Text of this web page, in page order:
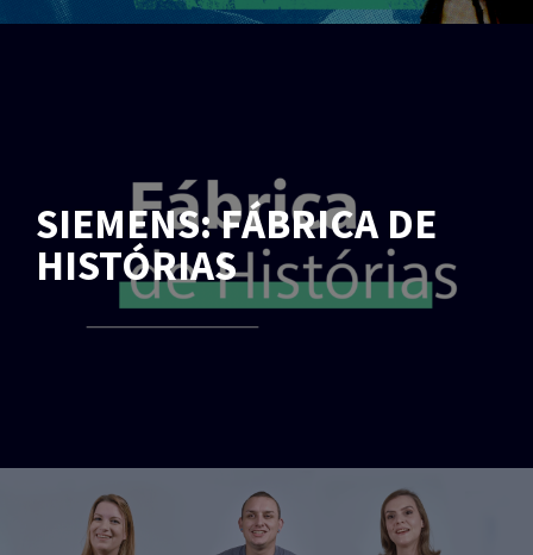
SIEMENS: FÁBRICA DE
HISTÓRIAS